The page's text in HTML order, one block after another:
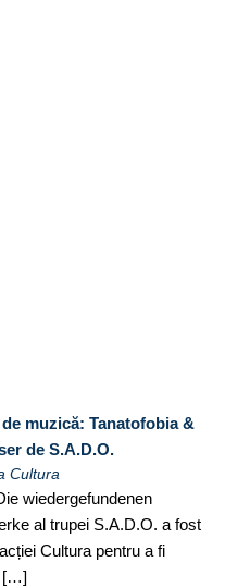
muzică: Tanatofobia &
de S.A.D.O.
Cultura
wiedergefundenen
al trupei S.A.D.O. a fost
Cultura pentru a fi
[…]